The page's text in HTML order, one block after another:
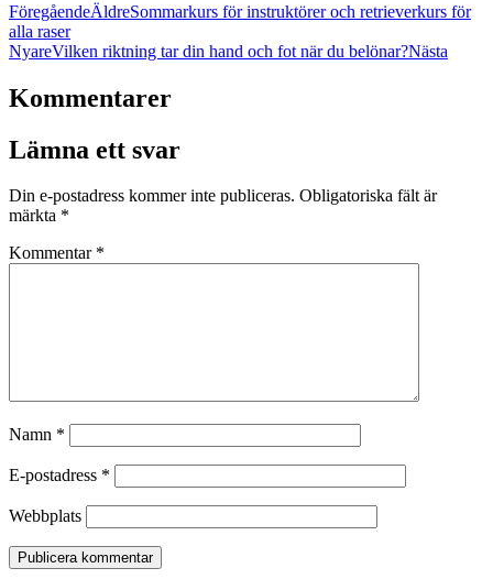
FöregåendeÄldreSommarkurs för instruktörer och retrieverkurs för
alla raser
NyareVilken riktning tar din hand och fot när du belönar?Nästa
Kommentarer
Lämna ett svar
Din e-postadress kommer inte publiceras. Obligatoriska fält är
märkta *
Kommentar *
Namn *
E-postadress *
Webbplats